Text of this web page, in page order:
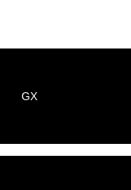
GX